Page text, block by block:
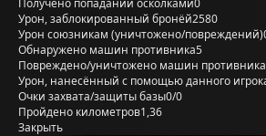
Получено попаданий осколками0
Урон, заблокированный бронёй2580
Урон союзникам (уничтожено/повреждений)
Обнаружено машин противника5
Повреждено/уничтожено машин противника
Урон, нанесённый с помощью данного
Очки захвата/защиты базы0/0
Пройдено километров1,36
Закрыть